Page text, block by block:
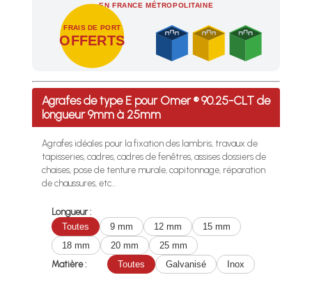
EN FRANCE MÉTROPOLITAINE
FRAIS DE PORT
OFFERTS
Profitez des Frais de port offerts en France
Agrafes de type E pour Omer ® 90.25-CLT de
longueur 9mm à 25mm
Agrafes idéales pour la fixation des lambris, travaux de
tapisseries, cadres, cadres de fenêtres, assises dossiers de
chaises, pose de tenture murale, capitonnage, réparation
de chaussures, etc...
Longueur :
Toutes
9 mm 12 mm
15 mm
18 mm
20 mm
25 mm
Matière :
Toutes Galvanisé Inox